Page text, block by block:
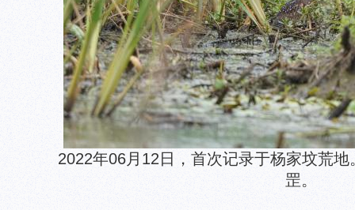
2022年06月12日，首次记录于杨家坟荒
罡。